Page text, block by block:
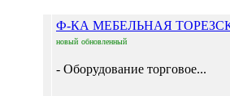
Ф-КА МЕБЕЛЬНАЯ
новый обновленный
- Оборудование торговое...